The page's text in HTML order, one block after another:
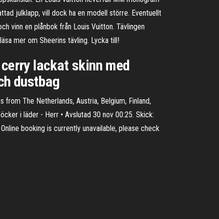
julklapp, vill dock ha en modell större. Eventuellt
vinn en plånbok från Louis Vuitton. Tävlingen
mer om Sheerins tävling. Lycka till!
lackat skinn med
dustbag
from The Netherlands, Austria, Belgium, Finland,
i läder - Herr • Avslutad 30 nov 00:25. Skick:
booking is currently unavailable, please check